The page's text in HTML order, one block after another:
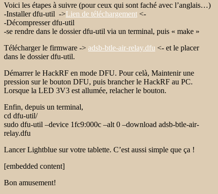
Voici les étapes à suivre (pour ceux qui sont faché avec l’anglais…)
-Installer dfu-util ->Lien de téléchargement <-
-Décompresser dfu-util
-se rendre dans le dossier dfu-util via un terminal, puis « make »
Télécharger le firmware -> adsb-btle-air-relay.dfu <- et le placer
dans le dossier dfu-util.
Démarrer le HackRF en mode DFU. Pour celà, Maintenir une
pression sur le bouton DFU, puis brancher le HackRF au PC.
Lorsque la LED 3V3 est allumée, relacher le bouton.
Enfin, depuis un terminal,
cd dfu-util/
sudo dfu-util –device 1fc9:000c –alt 0 –download adsb-btle-air-
relay.dfu
Lancer Lightblue sur votre tablette. C’est aussi simple que ça !
[embedded content]
Bon amusement!